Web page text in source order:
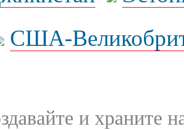
США-
и храните